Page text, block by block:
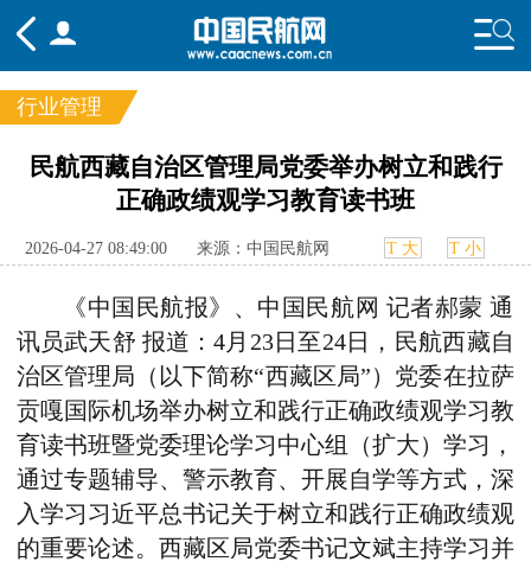
频道
要闻 国内 国际
航图 智库 专题 舆情
行业管理
民航西藏自治区管理局党委举办树立和践行
正确政绩观学习教育读书班
2026-04-27 08:49:00 来源：中国民航网 T 大 T 小
《中国民航报》、中国民航网 记者郝蒙 通
讯员武天舒 报道 ： 4月23日至24日，民航西藏自
治区管理 局 （以下简称“西藏区局”） 党委在拉萨
贡嘎国际机场举办树立和践行正确政绩观学习教
育读书班暨党委理论学习中心组（扩大）学习，
通过专题辅导、警示教育、开展自学等方式，深
入学习习近平总书记关于树立和践行正确政绩观
的重要论述。 西藏区局党委书记文斌主持学习并